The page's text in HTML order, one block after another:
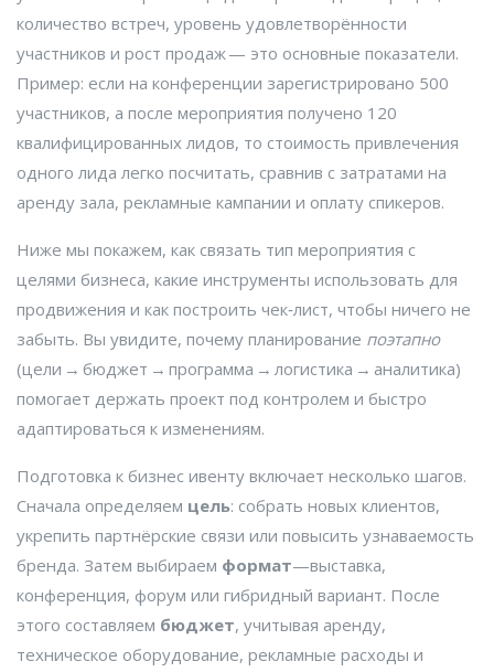
количество встреч, уровень удовлетворённости
участников и рост продаж — это основные показатели.
Пример: если на конференции зарегистрировано 500
участников, а после мероприятия получено 120
квалифицированных лидов, то стоимость привлечения
одного лида легко посчитать, сравнив с затратами на
аренду зала, рекламные кампании и оплату спикеров.
Ниже мы покажем, как связать тип мероприятия с
целями бизнеса, какие инструменты использовать для
продвижения и как построить чек‑лист, чтобы ничего не
забыть. Вы увидите, почему планирование поэтапно
(цели → бюджет → программа → логистика → аналитика)
помогает держать проект под контролем и быстро
адаптироваться к изменениям.
Подготовка к бизнес ивенту включает несколько шагов.
Сначала определяем цель: собрать новых клиентов,
укрепить партнёрские связи или повысить узнаваемость
бренда. Затем выбираем формат—выставка,
конференция, форум или гибридный вариант. После
этого составляем бюджет, учитывая аренду,
техническое оборудование, рекламные расходы и